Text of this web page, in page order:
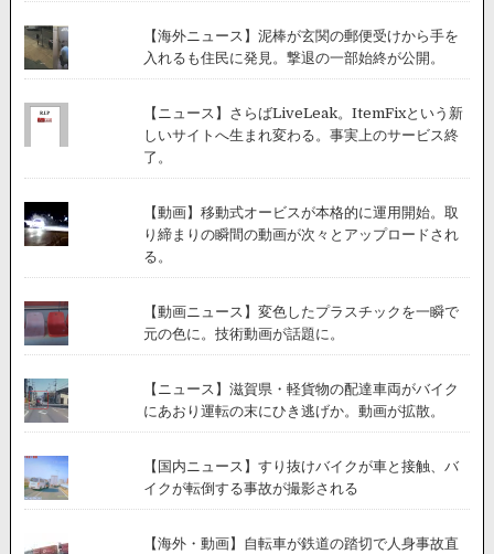
【海外ニュース】泥棒が玄関の郵便受けから手を
入れるも住民に発見。撃退の一部始終が公開。
【ニュース】さらばLiveLeak。ItemFixという新
しいサイトへ生まれ変わる。事実上のサービス終
了。
【動画】移動式オービスが本格的に運用開始。取
り締まりの瞬間の動画が次々とアップロードされ
る。
【動画ニュース】変色したプラスチックを一瞬で
元の色に。技術動画が話題に。
【ニュース】滋賀県・軽貨物の配達車両がバイク
にあおり運転の末にひき逃げか。動画が拡散。
【国内ニュース】すり抜けバイクが車と接触、バ
イクが転倒する事故が撮影される
【海外・動画】自転車が鉄道の踏切で人身事故直